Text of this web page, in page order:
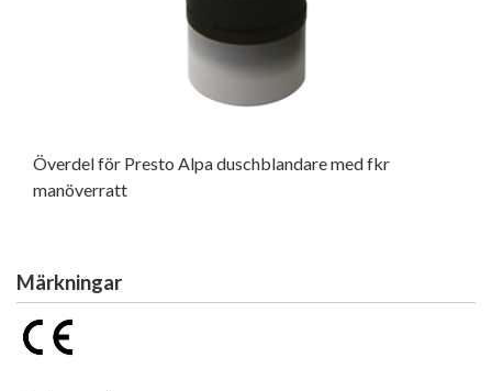
Överdel för Presto Alpa duschblandare med fkr
manöverratt
Märkningar